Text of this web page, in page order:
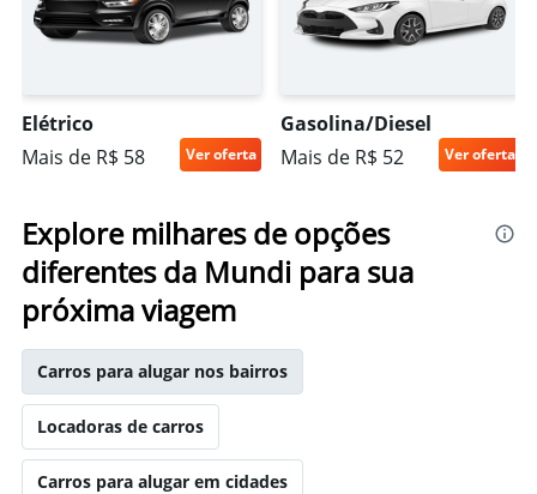
Elétrico
Mais de R$ 58
Ver oferta
Gasolina/Diesel
Mais de R$ 52
Ver oferta
Explore milhares de opções
diferentes da Mundi para sua
próxima viagem
Carros para alugar nos bairros
Locadoras de carros
Carros para alugar em cidades